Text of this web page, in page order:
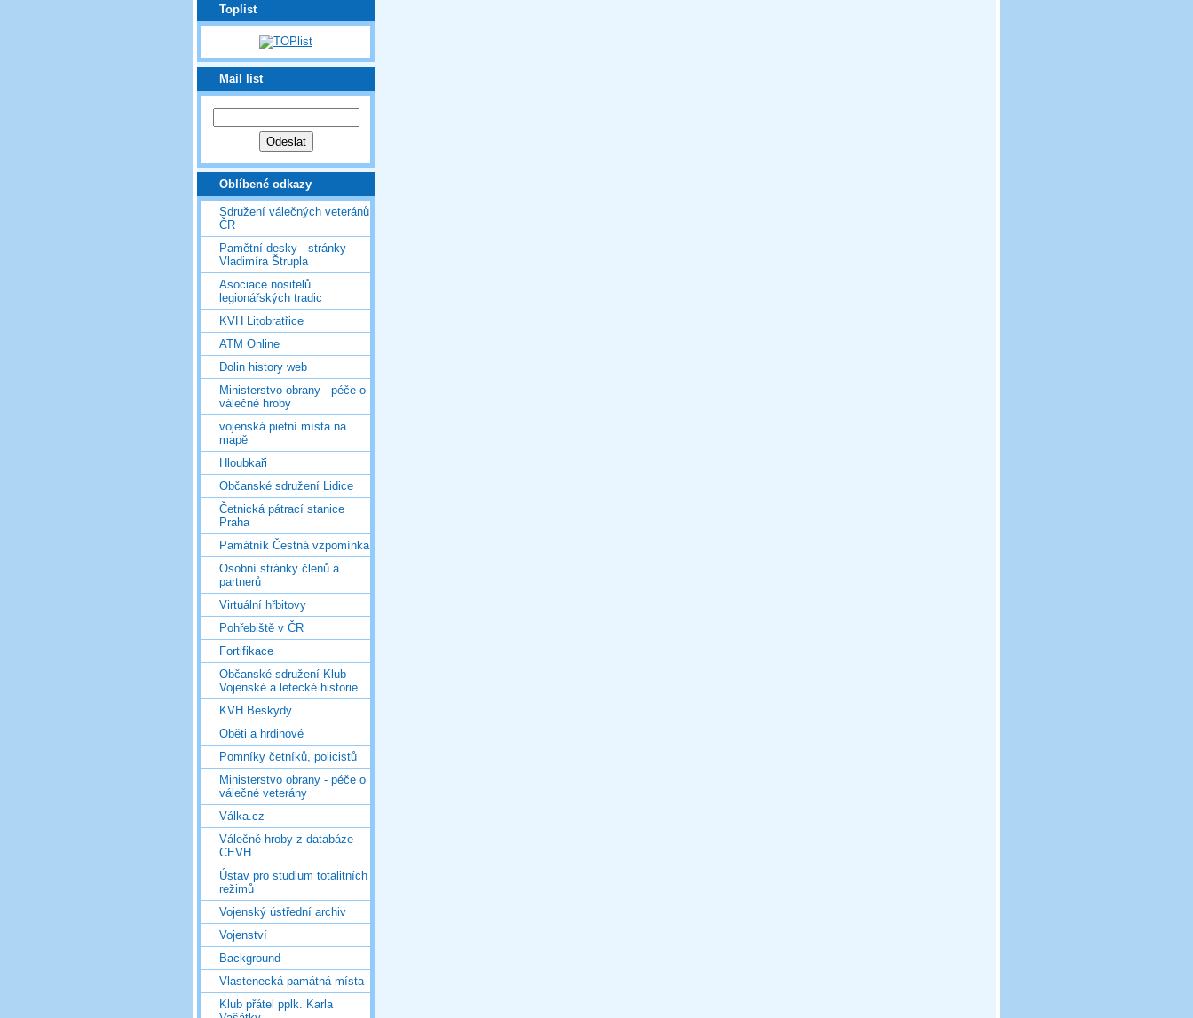
Toplist
Mail list
Oblíbené odkazy
Sdružení válečných veteránů
ČR
Pamětní desky - stránky
Vladimíra Štrupla
Asociace nositelů
legionářských tradic
KVH Litobratřice
ATM Online
Dolin history web
Ministerstvo obrany - péče o
válečné hroby
vojenská pietní místa na
mapě
Hloubkaři
Občanské sdružení Lidice
Četnická pátrací stanice
Praha
Památník Čestná vzpomínka
Osobní stránky členů a
partnerů
Virtuální hřbitovy
Pohřebiště v ČR
Fortifikace
Občanské sdružení Klub
Vojenské a letecké historie
KVH Beskydy
Oběti a hrdinové
Pomníky četníků, policistů
Ministerstvo obrany - péče o
válečné veterány
Válka.cz
Válečné hroby z databáze
CEVH
Ústav pro studium totalitních
režimů
Vojenský ústřední archiv
Vojenství
Background
Vlastenecká památná místa
Klub přátel pplk. Karla